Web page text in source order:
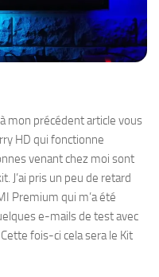
mon précédent article vous
HD qui fonctionne
venant chez moi sont
J’ai pris un peu de retard
Premium qui m’a été
e-mails de test avec
fois-ci cela sera le Kit